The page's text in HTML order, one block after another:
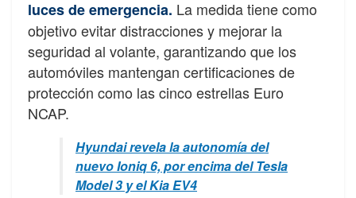
luces de emergencia. La medida tiene como
objetivo evitar distracciones y mejorar la
seguridad al volante, garantizando que los
automóviles mantengan certificaciones de
protección como las cinco estrellas Euro
NCAP.
Hyundai revela la autonomía del
nuevo Ioniq 6, por encima del Tesla
Model 3 y el Kia EV4